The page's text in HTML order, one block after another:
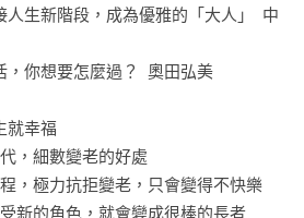
人生新階段，成為優雅的「大人」  中
，你想要怎麼過？  奧田弘美
就幸福
，細數變老的好處
，極力抗拒變老，只會變得不快樂
新的角色，就會變成很棒的長者